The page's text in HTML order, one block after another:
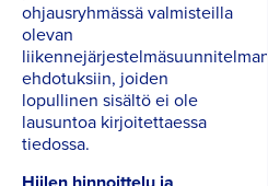
ohjausryhmässä valmisteilla
olevan
liikennejärjestelmäsuunnitelman
ehdotuksiin, joiden
lopullinen sisältö ei ole
lausuntoa kirjoitettaessa
tiedossa.